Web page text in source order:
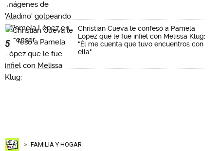
5
Christian Cueva le confesó a Pamela
López que le fue infiel con Melissa Klug:
"Él me cuenta que tuvo encuentros con
ella"
FAMILIA Y HOGAR